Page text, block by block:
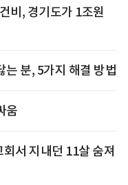
비, 경기도가 1조원
는 분, 5가지 해결 방법
움
서 지내던 11살 숨져